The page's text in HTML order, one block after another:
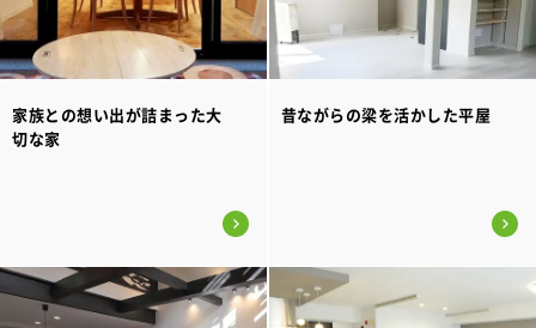
家族との想い出が詰まった大
切な家
昔ながらの梁を活かした平屋